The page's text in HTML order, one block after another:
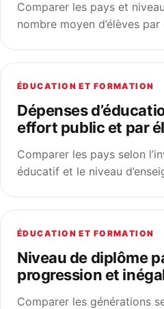
Comparer les pays et
nombre moyen d’élèves par
ÉDUCATION ET FORMATION
Dépenses
effort public et par
Comparer les pays selon
éducatif et le niveau
ÉDUCATION ET FORMATION
Niveau de diplôme
progression et
Comparer les générations